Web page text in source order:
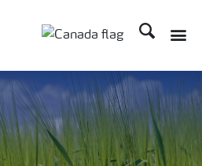
Recherche